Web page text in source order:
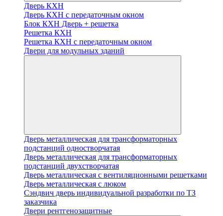
Дверь КХН
Дверь КХН с передаточным окном
Блок КХН Дверь + решетка
Решетка КХН
Решетка КХН с передаточным окном
Двери для модульных зданий
Дверь металлическая для трансформаторных
подстанций одностворчатая
Дверь металлическая для трансформаторных
подстанций двухстворчатая
Дверь металлическая с вентиляционными решетками
Дверь металлическая с люком
Cэндвич дверь индивидуальной разработки по ТЗ
заказчика
Двери рентгенозащитные